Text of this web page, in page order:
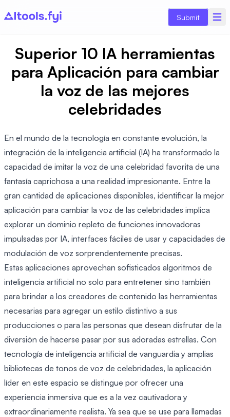
Submit
Superior 10 IA herramientas
para Aplicación para cambiar
la voz de las mejores
celebridades
En el mundo de la tecnología en constante evolución, la
integración de la inteligencia artificial (IA) ha transformado la
capacidad de imitar la voz de una celebridad favorita de una
fantasía caprichosa a una realidad impresionante. Entre la
gran cantidad de aplicaciones disponibles, identificar la mejor
aplicación para cambiar la voz de las celebridades implica
explorar un dominio repleto de funciones innovadoras
impulsadas por IA, interfaces fáciles de usar y capacidades de
modulación de voz sorprendentemente precisas.
Estas aplicaciones aprovechan sofisticados algoritmos de
inteligencia artificial no solo para entretener sino también
para brindar a los creadores de contenido las herramientas
necesarias para agregar un estilo distintivo a sus
producciones o para las personas que desean disfrutar de la
diversión de hacerse pasar por sus adoradas estrellas. Con
tecnología de inteligencia artificial de vanguardia y amplias
bibliotecas de tonos de voz de celebridades, la aplicación
líder en este espacio se distingue por ofrecer una
experiencia inmersiva que es a la vez cautivadora y
extraordinariamente realista. Ya sea que se use para llamadas